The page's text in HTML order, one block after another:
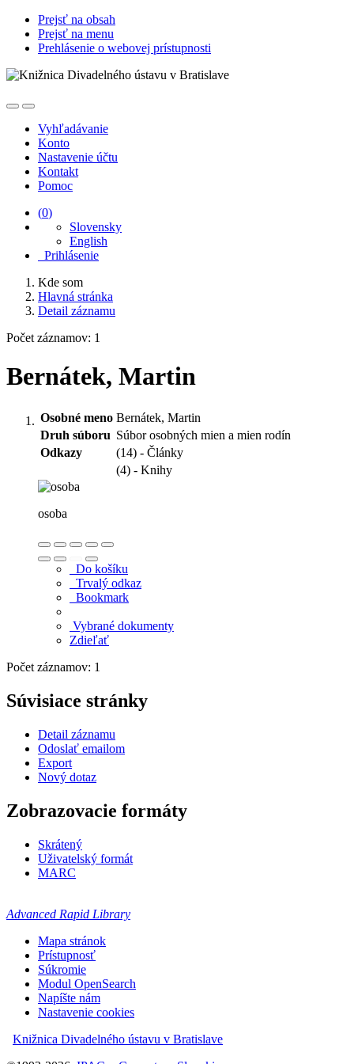
Prejsť na obsah
Prejsť na menu
Prehlásenie o webovej prístupnosti
Vyhľadávanie
Konto
Nastavenie účtu
Kontakt
Pomoc
(0)
Slovensky
English
Prihlásenie
Kde som
Hlavná stránka
Detail záznamu
Počet záznamov: 1
Bernátek, Martin
Osobné meno Bernátek, Martin
Druh súboru Súbor osobných mien a mien rodín
Odkazy
(14) - Články
(4) - Knihy
osoba
Do košíku
Trvalý odkaz
Bookmark
Vybrané dokumenty
Zdieľať
Počet záznamov: 1
Súvisiace stránky
Detail záznamu
Odoslať emailom
Export
Nový dotaz
Zobrazovacie formáty
Skrátený
Uživatelský formát
MARC
Advanced Rapid Library
Mapa stránok
Prístupnosť
Súkromie
Modul OpenSearch
Napíšte nám
Nastavenie cookies
Knižnica Divadelného ústavu v Bratislave